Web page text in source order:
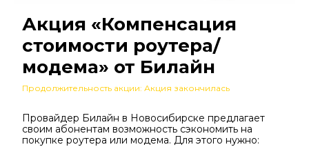
Акция «Компенсация
стоимости роутера/
модема» от Билайн
Продолжительность акции: Акция закончилась
Провайдер Билайн в Новосибирске предлагает
своим абонентам возможность сэкономить на
покупке роутера или модема. Для этого нужно: